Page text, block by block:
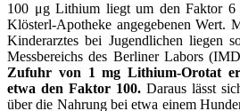
100 μg Lithium liegt um den Faktor
Klösterl-Apotheke angegebenen Wert.
Kinderarztes bei Jugendlichen liegen
Messbereichs des Berliner Labors
Zufuhr von 1 mg Lithium-Orotat
etwa den Faktor 100. Daraus lässt
über die Nahrung bei etwa einem